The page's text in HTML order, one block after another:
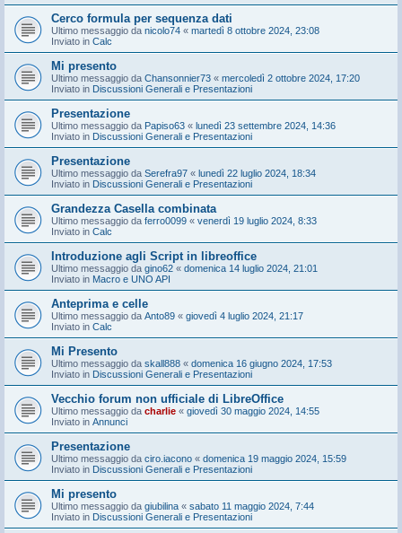
Cerco formula per sequenza dati
Ultimo messaggio da nicolo74 « martedì 8 ottobre 2024, 23:08
Inviato in Calc
Mi presento
Ultimo messaggio da Chansonnier73 « mercoledì 2 ottobre 2024, 17:20
Inviato in Discussioni Generali e Presentazioni
Presentazione
Ultimo messaggio da Papiso63 « lunedì 23 settembre 2024, 14:36
Inviato in Discussioni Generali e Presentazioni
Presentazione
Ultimo messaggio da Serefra97 « lunedì 22 luglio 2024, 18:34
Inviato in Discussioni Generali e Presentazioni
Grandezza Casella combinata
Ultimo messaggio da ferro0099 « venerdì 19 luglio 2024, 8:33
Inviato in Calc
Introduzione agli Script in libreoffice
Ultimo messaggio da gino62 « domenica 14 luglio 2024, 21:01
Inviato in Macro e UNO API
Anteprima e celle
Ultimo messaggio da Anto89 « giovedì 4 luglio 2024, 21:17
Inviato in Calc
Mi Presento
Ultimo messaggio da skall888 « domenica 16 giugno 2024, 17:53
Inviato in Discussioni Generali e Presentazioni
Vecchio forum non ufficiale di LibreOffice
Ultimo messaggio da charlie « giovedì 30 maggio 2024, 14:55
Inviato in Annunci
Presentazione
Ultimo messaggio da ciro.iacono « domenica 19 maggio 2024, 15:59
Inviato in Discussioni Generali e Presentazioni
Mi presento
Ultimo messaggio da giubilina « sabato 11 maggio 2024, 7:44
Inviato in Discussioni Generali e Presentazioni